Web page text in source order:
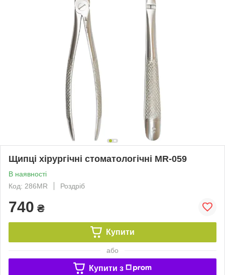
Щипці хірургічні стоматологічні MR-059
В наявності
Код: 286MR
Роздріб
740 ₴
Купити
або
Купити з